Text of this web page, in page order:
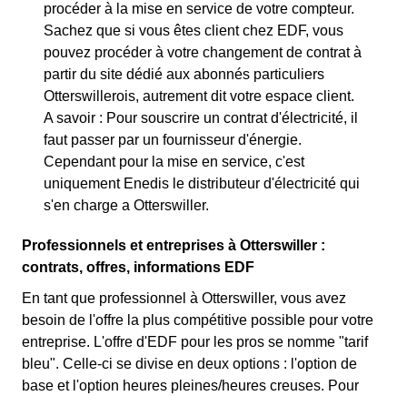
procéder à la mise en service de votre compteur.
Sachez que si vous êtes client chez EDF, vous
pouvez procéder à votre changement de contrat à
partir du site dédié aux abonnés particuliers
Otterswillerois, autrement dit votre espace client.
A savoir : Pour souscrire un contrat d'électricité, il
faut passer par un fournisseur d'énergie.
Cependant pour la mise en service, c'est
uniquement Enedis le distributeur d'électricité qui
s'en charge a Otterswiller.
Professionnels et entreprises à Otterswiller :
contrats, offres, informations EDF
En tant que professionnel à Otterswiller, vous avez
besoin de l'offre la plus compétitive possible pour votre
entreprise. L'offre d'EDF pour les pros se nomme "tarif
bleu". Celle-ci se divise en deux options : l'option de
base et l'option heures pleines/heures creuses. Pour